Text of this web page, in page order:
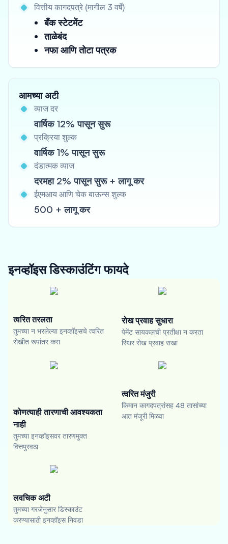
वित्तीय कागदपत्रे (मागील 3 वर्षे)
बँक स्टेटमेंट
ताळेबंद
नफा आणि तोटा पत्रक
आमच्या अटी
व्याज दर
वार्षिक 12% पासून सुरू
प्रक्रिया शुल्क
वार्षिक 1% पासून सुरू
दंडात्मक व्याज
दरमहा 2% पासून सुरू + लागू कर
ईएमआय आणि चेक बाऊन्स शुल्क
500 + लागू कर
इनव्हॉइस डिस्काउंटिंगफायदे
त्वरित तरलता
तुमच्या न भरलेल्या इनव्हॉइसचे त्वरित
रोखीत रूपांतर करा
रोख प्रवाह सुधारा
पेमेंट सायकलची प्रतीक्षा न करता
स्थिर रोख प्रवाह राखा
कोणत्याही तारणाची आवश्यकता
नाही
तुमच्या इनव्हॉइसवर तारणमुक्त
वित्तपुरवठा
त्वरित मंजुरी
किमान कागदपत्रांसह 48 तासांच्या
आत मंजूरी मिळवा
लवचिक अटी
तुमच्या गरजेनुसार डिस्काउंट
करण्यासाठी इनव्हॉइस निवडा